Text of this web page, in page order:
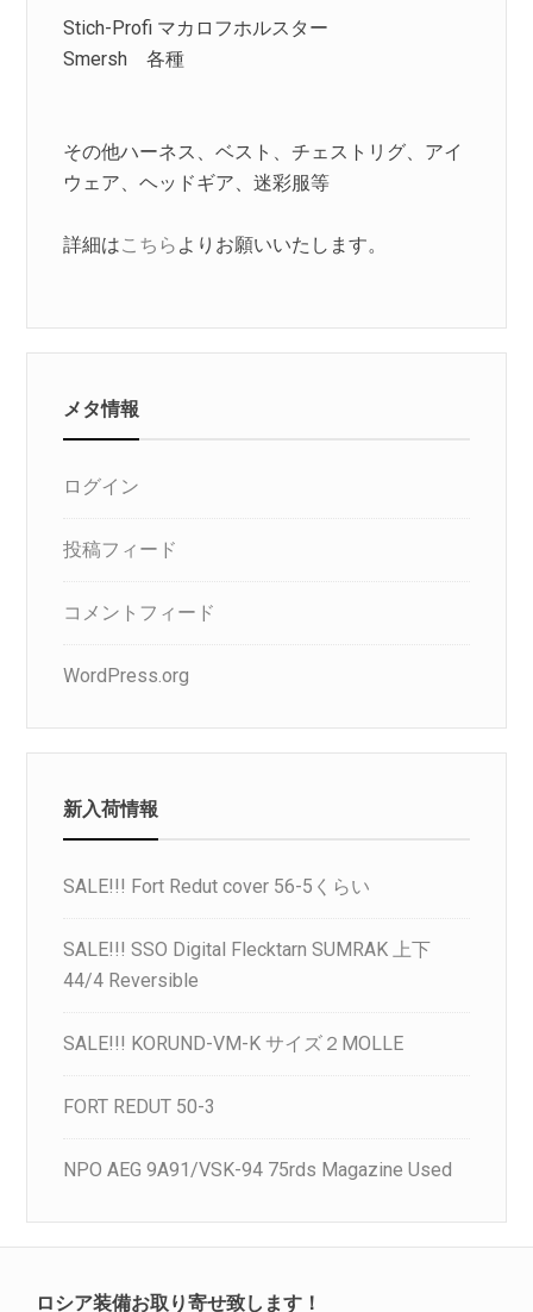
Stich-Profi マカロフホルスター
Smersh 各種
その他ハーネス、ベスト、チェストリグ、アイ
ウェア、ヘッドギア、迷彩服等
詳細はこちら よりお願いいたします。
メタ情報
ログイン
投稿フィード
コメントフィード
WordPress.org
新入荷情報
SALE!!! Fort Redut cover 56-5くらい
SALE!!! SSO Digital Flecktarn SUMRAK 上下
44/4 Reversible
SALE!!! KORUND-VM-K サイズ２MOLLE
FORT REDUT 50-3
NPO AEG 9A91/VSK-94 75rds Magazine Used
ロシア装備お取り寄せ致します！